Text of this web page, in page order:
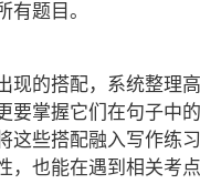
有题目。
现的搭配，系统整理
要掌握它们在句子中
这些搭配融入写作练
，也能在遇到相关考